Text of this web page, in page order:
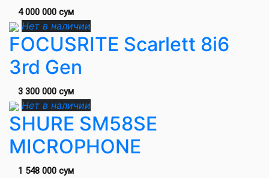
4 000 000 сум
Нет в наличии
FOCUSRITE Scarlett 8i6
3rd Gen
3 300 000 сум
Нет в наличии
SHURE SM58SE
MICROPHONE
1 548 000 сум